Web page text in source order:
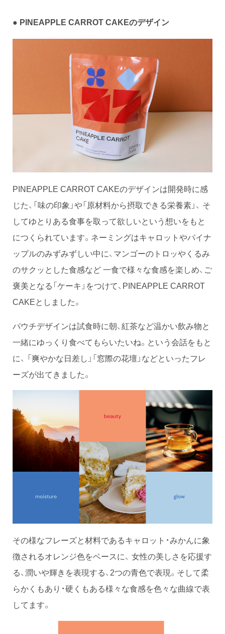
● PINEAPPLE CARROT CAKEのデザイン
PINEAPPLE CARROT CAKEのデザインは開発時に感
じた、「味の印象」や「原材料から摂取できる栄養素」、 そ
してゆとりある食事を取って欲しいという想いをもと
につくられています。ネーミングはキャロットやパイナ
ップルのみずみずしい中に、マンゴーのトロッやくるみ
のサクッとした食感など 一食で様々な食感を楽しめ、ご
褒美となる「ケーキ」をつけて、PINEAPPLE CARROT
CAKEとしました。
パウチデザインは試食時に朝、紅茶など温かい飲み物と
一緒にゆっくり食べてもらいたいね。という会話をもと
に、 「爽やかな日差し」「窓際の花壇」などといったフレ
ーズが出てきました。
その様なフレーズと材料であるキャロット・みかんに象
徴されるオレンジ色をベースに、 女性の美しさを応援す
る、潤いや輝きを表現する、2つの青色で表現。そして柔
らかくもあり・硬くもある様々な食感を色々な曲線で表
してます。